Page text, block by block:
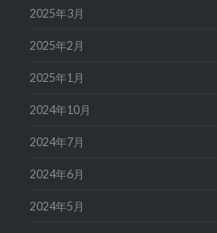
2025年3月
2025年2月
2025年1月
2024年10月
2024年7月
2024年6月
2024年5月